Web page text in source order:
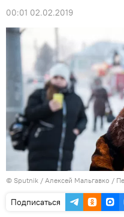
00:01 02.02.2019
© Sputnik / Алексей Мальгавко /
Подписаться